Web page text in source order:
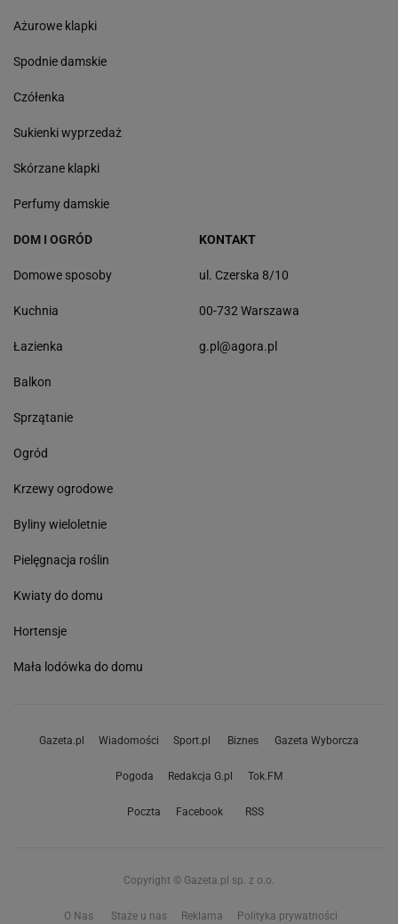
Ażurowe klapki
Spodnie damskie
Czółenka
Sukienki wyprzedaż
Skórzane klapki
Perfumy damskie
DOM I OGRÓD
Domowe sposoby
Kuchnia
Łazienka
Balkon
Sprzątanie
Ogród
Krzewy ogrodowe
Byliny wieloletnie
Pielęgnacja roślin
Kwiaty do domu
Hortensje
Mała lodówka do domu
KONTAKT
ul. Czerska 8/10
00-732 Warszawa
g.pl@agora.pl
Gazeta.pl Wiadomości Sport.pl Biznes Gazeta Wyborcza
Pogoda Redakcja G.pl Tok.FM
Poczta Facebook RSS
Copyright © Gazeta.pl sp. z o.o.
O Nas Staże u nas Reklama Polityka prywatności